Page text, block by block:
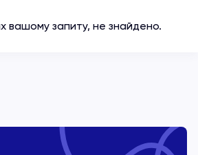
вашому запиту, не знайдено.